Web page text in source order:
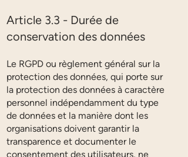
Article 3.3 - Durée de
conservation des données
Le RGPD ou règlement général sur la
protection des données, qui porte sur
la protection des données à caractère
personnel indépendamment du type
de données et la manière dont les
organisations doivent garantir la
transparence et documenter le
consentement des utilisateurs, ne